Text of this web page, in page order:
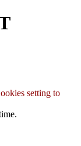
setting to